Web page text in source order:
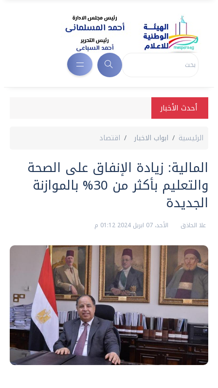
أحدث الأخبار
الرئيسية ابواب الاخبار اقتصاد
المالية: زيادة الإنفاق على الصحة
والتعليم بأكثر من 30% بالموازنة
الجديدة
علا الحاذق الأحد، 07 ابريل 2024 01:12 م